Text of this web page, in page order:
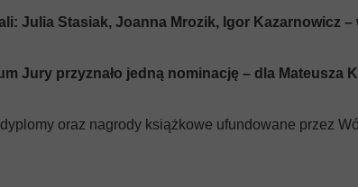
Julia Stasiak, Joanna Mrozik, Igor Kazarnowicz –
Jury przyznało jedną nominację – dla Mateusza
oraz nagrody książkowe ufundowane przez